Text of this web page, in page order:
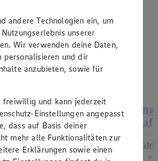
08.08.2026.
K., Raiffeisenstr. 6, 03096 Burg
Frischer Pizzateig
andere Technologien ein, um
unserer
Wir verwenden deine Daten,
personalisieren und dir
anzubieten, sowie für
freiwillig und kann jederzeit
Einstellungen angepasst
dass auf Basis deiner
mehr alle Funktionalitäten zur
Erklärungen sowie einen